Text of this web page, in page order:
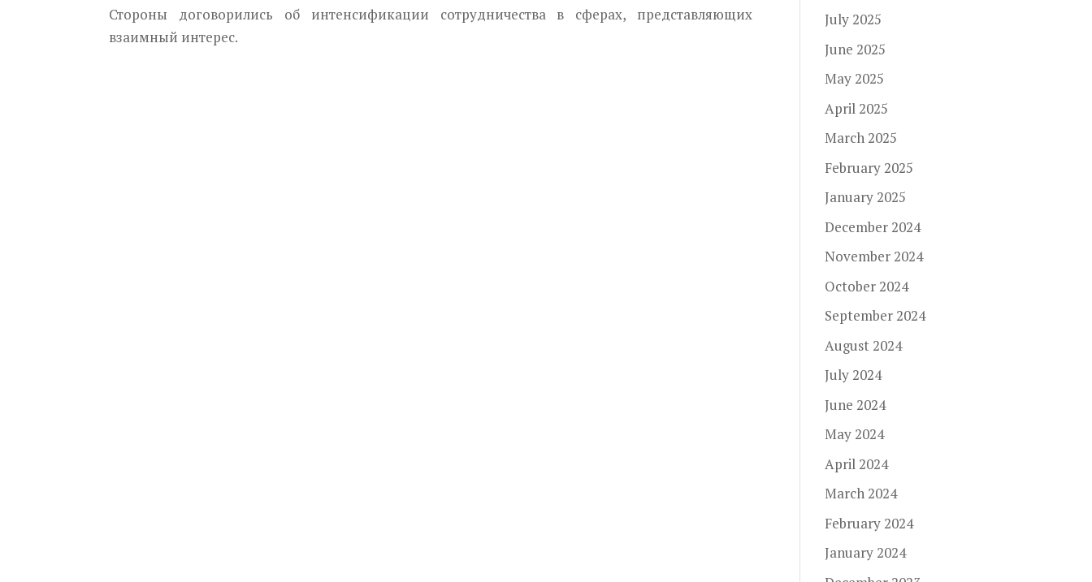
Стороны договорились об интенсификации сотрудничества в сферах, представляющих
взаимный интерес.
July 2025
June 2025
May 2025
April 2025
March 2025
February 2025
January 2025
December 2024
November 2024
October 2024
September 2024
August 2024
July 2024
June 2024
May 2024
April 2024
March 2024
February 2024
January 2024